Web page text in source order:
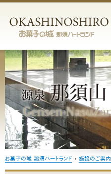
お菓子の城 那須ハートランド › 施設のご案内